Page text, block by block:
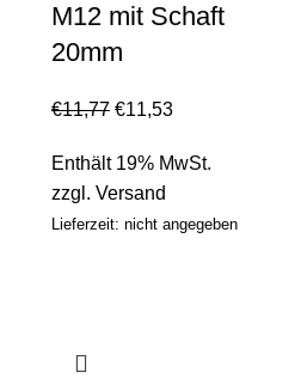
M12 mit Schaft
20mm
€11,77 €11,53
Enthält 19% MwSt.
zzgl. Versand
Lieferzeit: nicht angegeben